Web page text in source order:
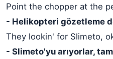
Point the chopper at the
- Helikopteri gözetleme
They lookin' for Slimeto,
- Slimeto'yu arıyorlar,